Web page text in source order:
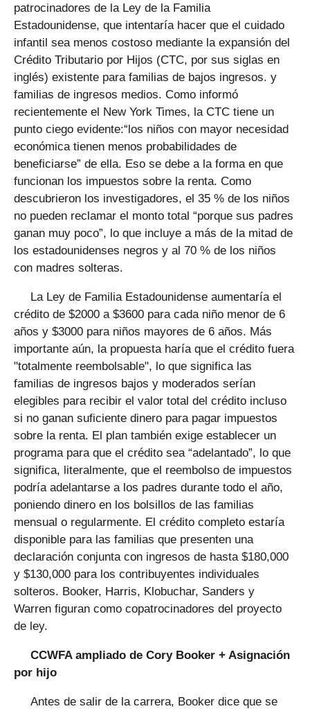
patrocinadores de la Ley de la Familia
Estadounidense, que intentaría hacer que el cuidado
infantil sea menos costoso mediante la expansión del
Crédito Tributario por Hijos (CTC, por sus siglas en
inglés) existente para familias de bajos ingresos. y
familias de ingresos medios. Como informó
recientemente el New York Times, la CTC tiene un
punto ciego evidente:“los niños con mayor necesidad
económica tienen menos probabilidades de
beneficiarse” de ella. Eso se debe a la forma en que
funcionan los impuestos sobre la renta. Como
descubrieron los investigadores, el 35 % de los niños
no pueden reclamar el monto total “porque sus padres
ganan muy poco”, lo que incluye a más de la mitad de
los estadounidenses negros y al 70 % de los niños
con madres solteras.
La Ley de Familia Estadounidense aumentaría el
crédito de $2000 a $3600 para cada niño menor de 6
años y $3000 para niños mayores de 6 años. Más
importante aún, la propuesta haría que el crédito fuera
"totalmente reembolsable", lo que significa las
familias de ingresos bajos y moderados serían
elegibles para recibir el valor total del crédito incluso
si no ganan suficiente dinero para pagar impuestos
sobre la renta. El plan también exige establecer un
programa para que el crédito sea “adelantado”, lo que
significa, literalmente, que el reembolso de impuestos
podría adelantarse a los padres durante todo el año,
poniendo dinero en los bolsillos de las familias
mensual o regularmente. El crédito completo estaría
disponible para las familias que presenten una
declaración conjunta con ingresos de hasta $180,000
y $130,000 para los contribuyentes individuales
solteros. Booker, Harris, Klobuchar, Sanders y
Warren figuran como copatrocinadores del proyecto
de ley.
CCWFA ampliado de Cory Booker + Asignación
por hijo
Antes de salir de la carrera, Booker dice que se